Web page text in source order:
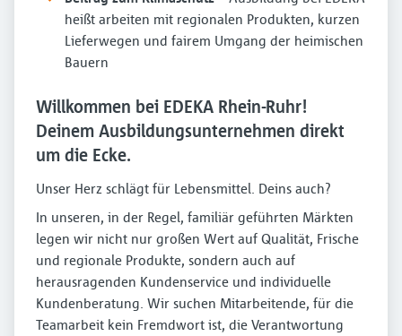
heißt arbeiten mit regionalen Produkten, kurzen
Lieferwegen und fairem Umgang der heimischen
Bauern
Willkommen bei EDEKA Rhein-Ruhr!
Deinem Ausbildungsunternehmen direkt
um die Ecke.
Unser Herz schlägt für Lebensmittel. Deins auch?
In unseren, in der Regel, familiär geführten Märkten
legen wir nicht nur großen Wert auf Qualität, Frische
und regionale Produkte, sondern auch auf
herausragenden Kundenservice und individuelle
Kundenberatung. Wir suchen Mitarbeitende, für die
Teamarbeit kein Fremdwort ist, die Verantwortung